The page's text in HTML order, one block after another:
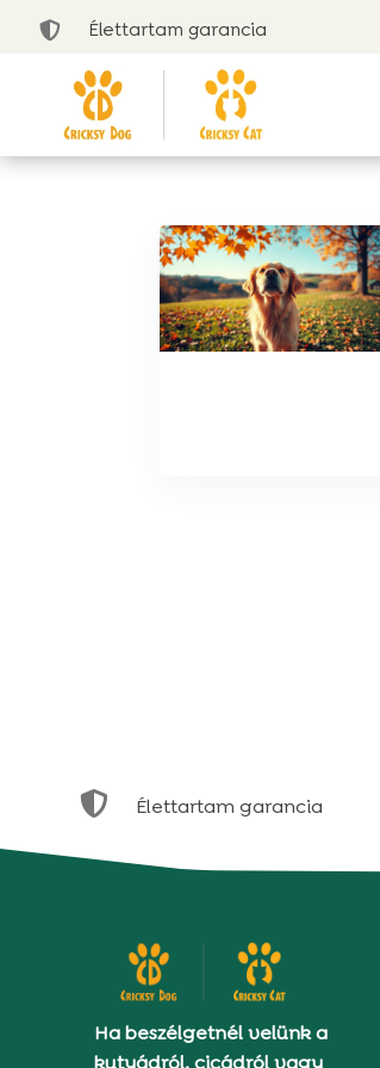
 Élettartam garancia
 Élettartam garancia
Ha beszélgetnél velünk a
kutyádról, cicádról vagy